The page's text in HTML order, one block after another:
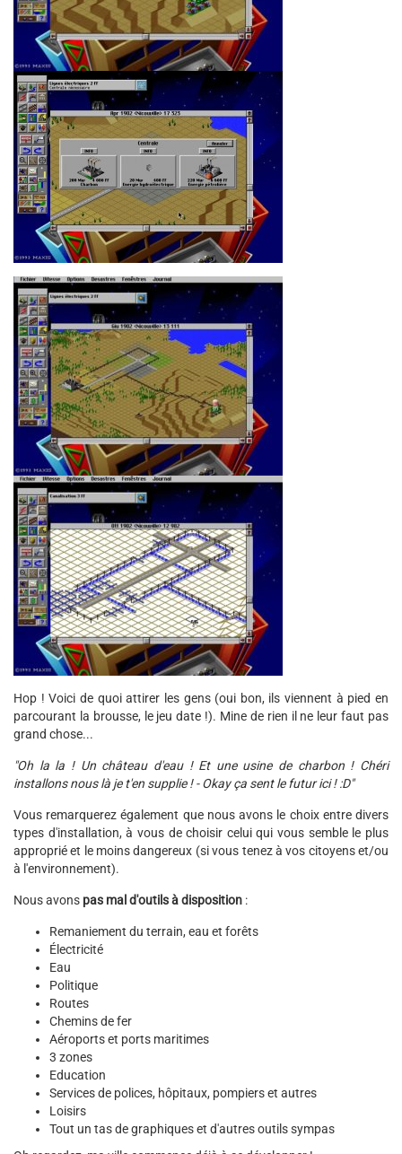
Hop ! Voici de quoi attirer les gens (oui bon, ils viennent à pied en
parcourant la brousse, le jeu date !). Mine de rien il ne leur faut pas
grand chose...
"Oh la la ! Un château d'eau ! Et une usine de charbon ! Chéri
installons nous là je t'en supplie ! - Okay ça sent le futur ici ! :D"
Vous remarquerez également que nous avons le choix entre divers
types d'installation, à vous de choisir celui qui vous semble le plus
approprié et le moins dangereux (si vous tenez à vos citoyens et/ou
à l'environnement).
Nous avons pas mal d'outils à disposition :
Remaniement du terrain, eau et forêts
Électricité
Eau
Politique
Routes
Chemins de fer
Aéroports et ports maritimes
3 zones
Education
Services de polices, hôpitaux, pompiers et autres
Loisirs
Tout un tas de graphiques et d'autres outils sympas